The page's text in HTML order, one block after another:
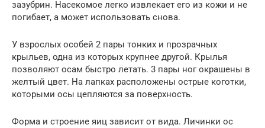
зазубрин. Насекомое легко извлекает его из кожи и не
погибает, а может использовать снова.
У взрослых особей 2 пары тонких и прозрачных
крыльев, одна из которых крупнее другой. Крылья
позволяют осам быстро летать. 3 пары ног окрашены в
желтый цвет. На лапках расположены острые коготки,
которыми осы цепляются за поверхность.
Форма и строение яиц зависит от вида. Личинки ос